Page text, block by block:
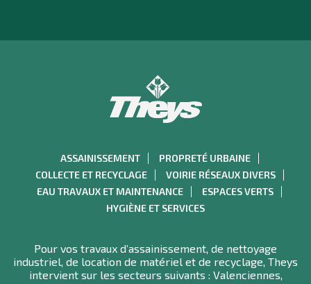
ASSAINISSEMENT
PROPRETÉ URBAINE
COLLECTE ET RECYCLAGE
VOIRIE RÉSEAUX DIVERS
EAU TRAVAUX ET MAINTENANCE
ESPACES VERTS
HYGIÈNE ET SERVICES
Pour vos travaux d’assainissement, de nettoyage
industriel, de location de matériel et de recyclage, Theys
intervient sur les secteurs suivants : Valenciennes,